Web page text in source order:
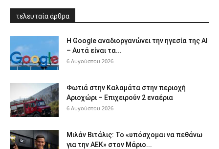
τελευταία άρθρα
Η Google αναδιοργανώνει την ηγεσία της AI
– Αυτά είναι τα...
6 Αυγούστου 2026
Φωτιά στην Καλαμάτα στην περιοχή
Αριοχώρι – Επιχειρούν 2 εναέρια
6 Αυγούστου 2026
Μιλάν Βιτάλις: Το «υπόσχομαι να πεθάνω
για την ΑΕΚ» στον Μάριο...